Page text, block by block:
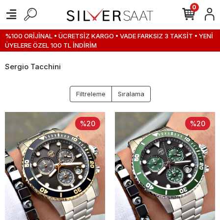
%100 ORİJİNAL • ÜCRETSİZ KARGO • VADE FARKSIZ 3 TAKSİT • YENİ
ÜYELERE ÖZEL 100 TL İNDİRİM
0
Sergio Tacchini
Filtreleme Sıralama
%20 %20